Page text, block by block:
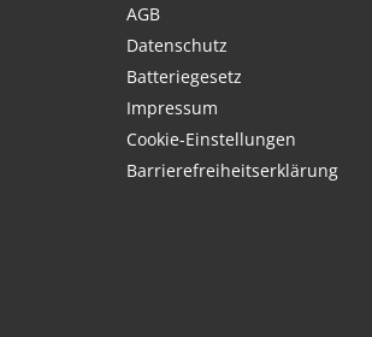
AGB
Datenschutz
Batteriegesetz
Impressum
Cookie-Einstellungen
Barrierefreiheitserklärung